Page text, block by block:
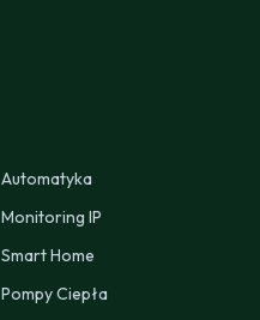
Automatyka
Monitoring IP
Smart Home
Pompy Ciepła